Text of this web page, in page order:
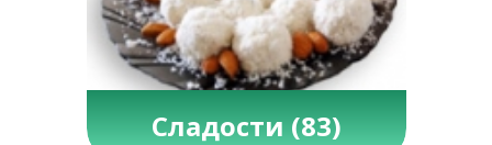
Сладости(83)